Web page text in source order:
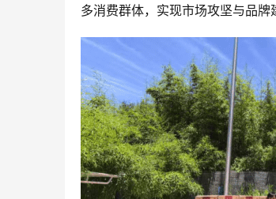
多消费群体，实现市场攻坚与品牌